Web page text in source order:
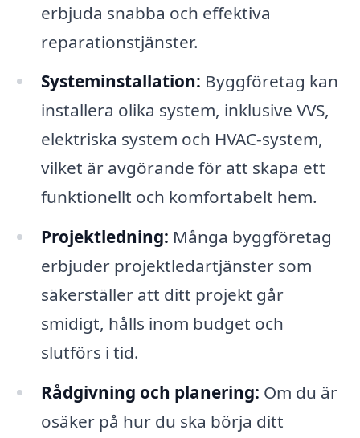
erbjuda snabba och effektiva
reparationstjänster.
Systeminstallation: Byggföretag kan
installera olika system, inklusive VVS,
elektriska system och HVAC-system,
vilket är avgörande för att skapa ett
funktionellt och komfortabelt hem.
Projektledning: Många byggföretag
erbjuder projektledartjänster som
säkerställer att ditt projekt går
smidigt, hålls inom budget och
slutförs i tid.
Rådgivning och planering: Om du är
osäker på hur du ska börja ditt